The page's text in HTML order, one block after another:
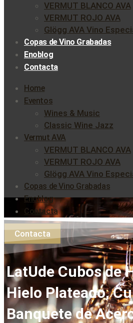
VERMUT BLANCO AVA
VERMUT ROJO AVA
Glögg AVA Vino
Copas de Vino Grabadas
Enoblog
Contacta
Home
Eventos
Wines & Music
Classic Wine Jazz
Vermut AVA
VERMUT BLANCO AVA
VERMUT ROJO AVA
Glögg AVA Vino
Copas de Vino Grabadas
Enoblog
Contacta
Contacta
LatUde Cubos de
Hielo Plateado,
Banquete de